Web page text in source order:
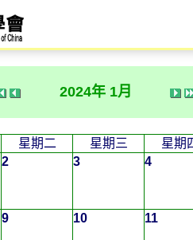
2024年 1月
星期二 星期三
星期
2 3 4
9 10 11